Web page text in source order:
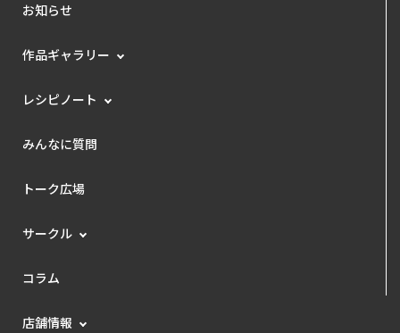
お知らせ
作品ギャラリー
レシピノート
みんなに質問
トーク広場
サークル
コラム
店舗情報